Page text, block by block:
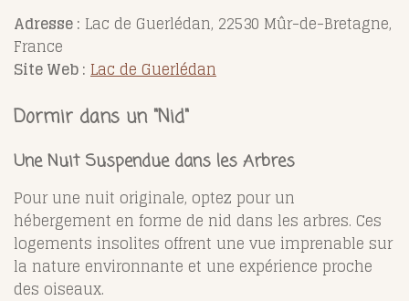
Adresse : Lac de Guerlédan, 22530 Mûr-de-Bretagne,
France
Site Web : Lac de Guerlédan
Dormir dans un "Nid"
Une Nuit Suspendue dans les Arbres
Pour une nuit originale, optez pour un
hébergement en forme de nid dans les arbres. Ces
logements insolites offrent une vue imprenable sur
la nature environnante et une expérience proche
des oiseaux.